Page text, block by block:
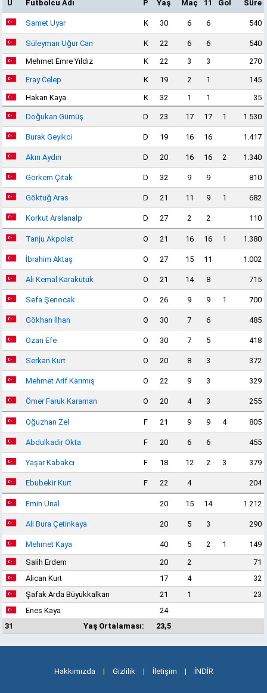
U Futbolcu Adı P Yaş Maç 11 Gol Süre
Samet Uyar K 30 6 6 540
Süleyman Uğur Can K 22 6 6
540
Mehmet Emre Yıldız
K 22 3 3 270
Eray Celep K 19 2 1
145
Hakan Kaya
K 32 1 1 35
Doğukan Gümüş D 23 17 17 1 1.530
Burak Geyikci D 19 16 16 1.417
Akın Aydın D 20 16 16 2 1.340
Görkem Çitak D 32 9 9 810
Göktuğ Aras D 21 11 9 1 682
Korkut Arslanalp D 27 2 2 110
Tanju Akpolat O 21 16 16 1 1.380
İbrahim Aktaş O 27 15 11 1.002
Ali Kemal Karakütük O 21 14 8 715
Sefa Şenocak O 26 9 9 1 700
Gökhan İlhan O 30 7 6 485
Ozan Efe O 30 7 5 418
Serkan Kurt O 20 8 3 372
Mehmet Arif Karımış O 22 9 3 329
Ömer Faruk Karaman O 20 4 3 255
Oğuzhan Zel F 21 9 9 4 805
Abdulkadir Okta F 20 6 6 455
Yaşar Kabakcı F 18 12 2 3 379
Ebubekir Kurt F 22 4 204
Emin Ünal 20 15 14 1.212
Ali Bura Çetinkaya 20 5 3 290
Mehmet Kaya 40 5 2 1
149
Salih Erdem
20 2
71
Alican Kurt
17 4
32
Şafak Arda Büyükkalkan
21 1
23
Enes Kaya
24
31
Yaş Ortalaması: 23,5
Hakkımızda | Gizlilik | İletişim | İNDİR